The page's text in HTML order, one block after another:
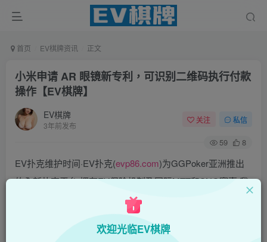
首页 EV棋牌资讯 正文
小米申请 AR 眼镜新专利，可识别二维码执行付款
操作【EV棋牌】
EV棋牌
3年前发布
关注 私信
59 8
EV扑克维护时间·EV扑克(evp86.com)为GGPoker亚洲推出
的全新扑克平台,拥有EV保险机制及国际MTT和SNG赛事,我
们具备完善的国际认可,致力提供国内最公平与公正的竞技环
EV扑克|EV扑克官网|EV扑克下载|EV扑克电脑版|EV扑克娱
欢迎光临EV棋牌